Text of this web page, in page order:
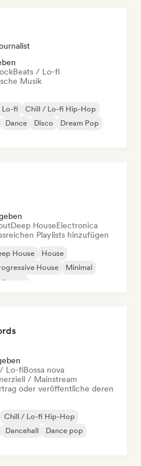
Beats / Lo-fi
Musik
Lo-fi
Chill / Lo-fi Hip-Hop
Dance Disco
Dream Pop
Deep HouseElectronica
Playlists hinzufügen
House
House
House
Minimal
Lo-fiBossa nova
/ Mainstream
oder veröffentliche deren
Chill / Lo-fi Hip-Hop
Dancehall
Dance pop